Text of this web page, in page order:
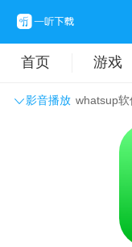
首页 游戏
影音播放 whatsup软